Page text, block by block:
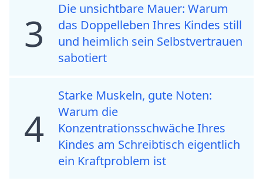
3
Die unsichtbare Mauer: Warum
das Doppelleben Ihres Kindes still
und heimlich sein Selbstvertrauen
sabotiert
4
Starke Muskeln, gute Noten:
Warum die
Konzentrationsschwäche Ihres
Kindes am Schreibtisch eigentlich
ein Kraftproblem ist